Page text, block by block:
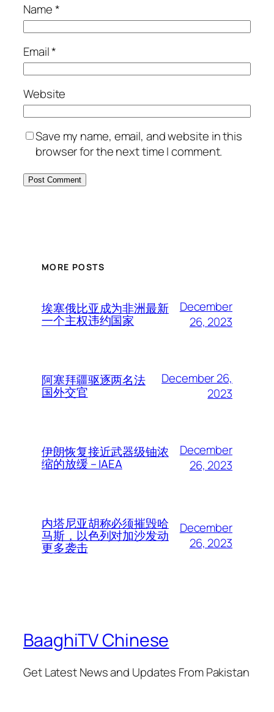
Name*
Email*
Website
Save my name, email, and website in this
browser for the next time I comment.
MORE POSTS
埃塞俄比亚成为非洲最新
一个主权违约国家
December
26, 2023
阿塞拜疆驱逐两名法
国外交官
December 26,
2023
伊朗恢复接近武器级铀浓
缩的放缓 – IAEA
December
26, 2023
内塔尼亚胡称必须摧毁哈
马斯，以色列对加沙发动
更多袭击
December
26, 2023
BaaghiTV Chinese
Get Latest News and Updates From Pakistan